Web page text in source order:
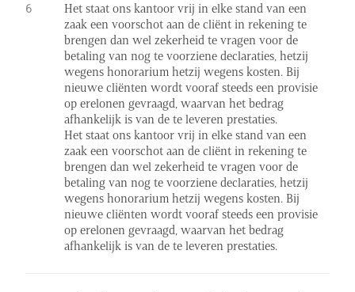
Het staat ons kantoor vrij in elke stand van een
zaak een voorschot aan de cliënt in rekening te
brengen dan wel zekerheid te vragen voor de
betaling van nog te voorziene declaraties, hetzij
wegens honorarium hetzij wegens kosten. Bij
nieuwe cliënten wordt vooraf steeds een provisie
op erelonen gevraagd, waarvan het bedrag
afhankelijk is van de te leveren prestaties.
Het staat ons kantoor vrij in elke stand van een
zaak een voorschot aan de cliënt in rekening te
brengen dan wel zekerheid te vragen voor de
betaling van nog te voorziene declaraties, hetzij
wegens honorarium hetzij wegens kosten. Bij
nieuwe cliënten wordt vooraf steeds een provisie
op erelonen gevraagd, waarvan het bedrag
afhankelijk is van de te leveren prestaties.